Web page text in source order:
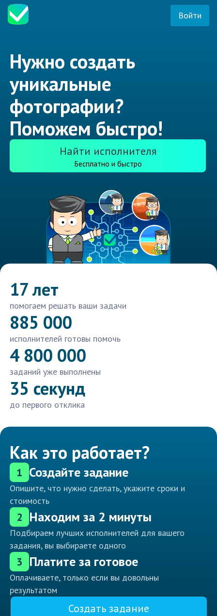
Войти
Нужно создать
уникальные
фотографии?
Поможем быстро!
Найти исполнителя
Бесплатно и быстро
17 лет
помогаем решать ваши задачи
885 000
исполнителей готовы помочь
4 800 000
заданий уже выполнены
35 секунд
до первого отклика
Как это работает?
1 Создайте задание
Опишите, что нужно сделать, укажите сроки и
стоимость
2 Находим за 2 минуты
Подбираем лучших исполнителей для вашего
задания, вы выбираете одного
3 Платите за готовое
Оплачиваете, только если вы довольны
результатом
Создать задание